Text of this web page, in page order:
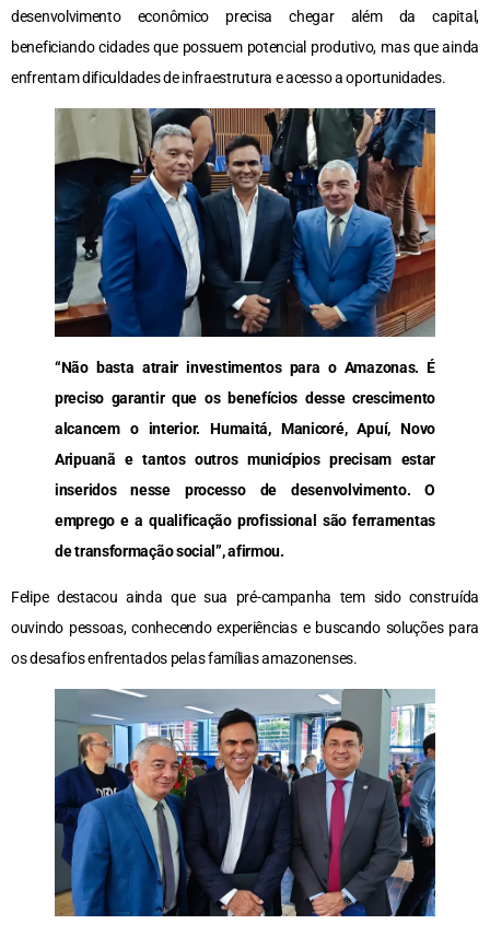
desenvolvimento econômico precisa chegar além da capital,
beneficiando cidades que possuem potencial produtivo, mas que ainda
enfrentam dificuldades de infraestrutura e acesso a oportunidades.
“Não basta atrair investimentos para o Amazonas. É
preciso garantir que os benefícios desse crescimento
alcancem o interior. Humaitá, Manicoré, Apuí, Novo
Aripuanã e tantos outros municípios precisam estar
inseridos nesse processo de desenvolvimento. O
emprego e a qualificação profissional são ferramentas
de transformação social”, afirmou.
Felipe destacou ainda que sua pré-campanha tem sido construída
ouvindo pessoas, conhecendo experiências e buscando soluções para
os desafios enfrentados pelas famílias amazonenses.